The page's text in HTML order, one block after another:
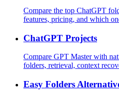
Compare the top ChatGPT
features, pricing, and which
ChatGPT Projects
Compare GPT Master with
folders, retrieval, context
Easy Folders